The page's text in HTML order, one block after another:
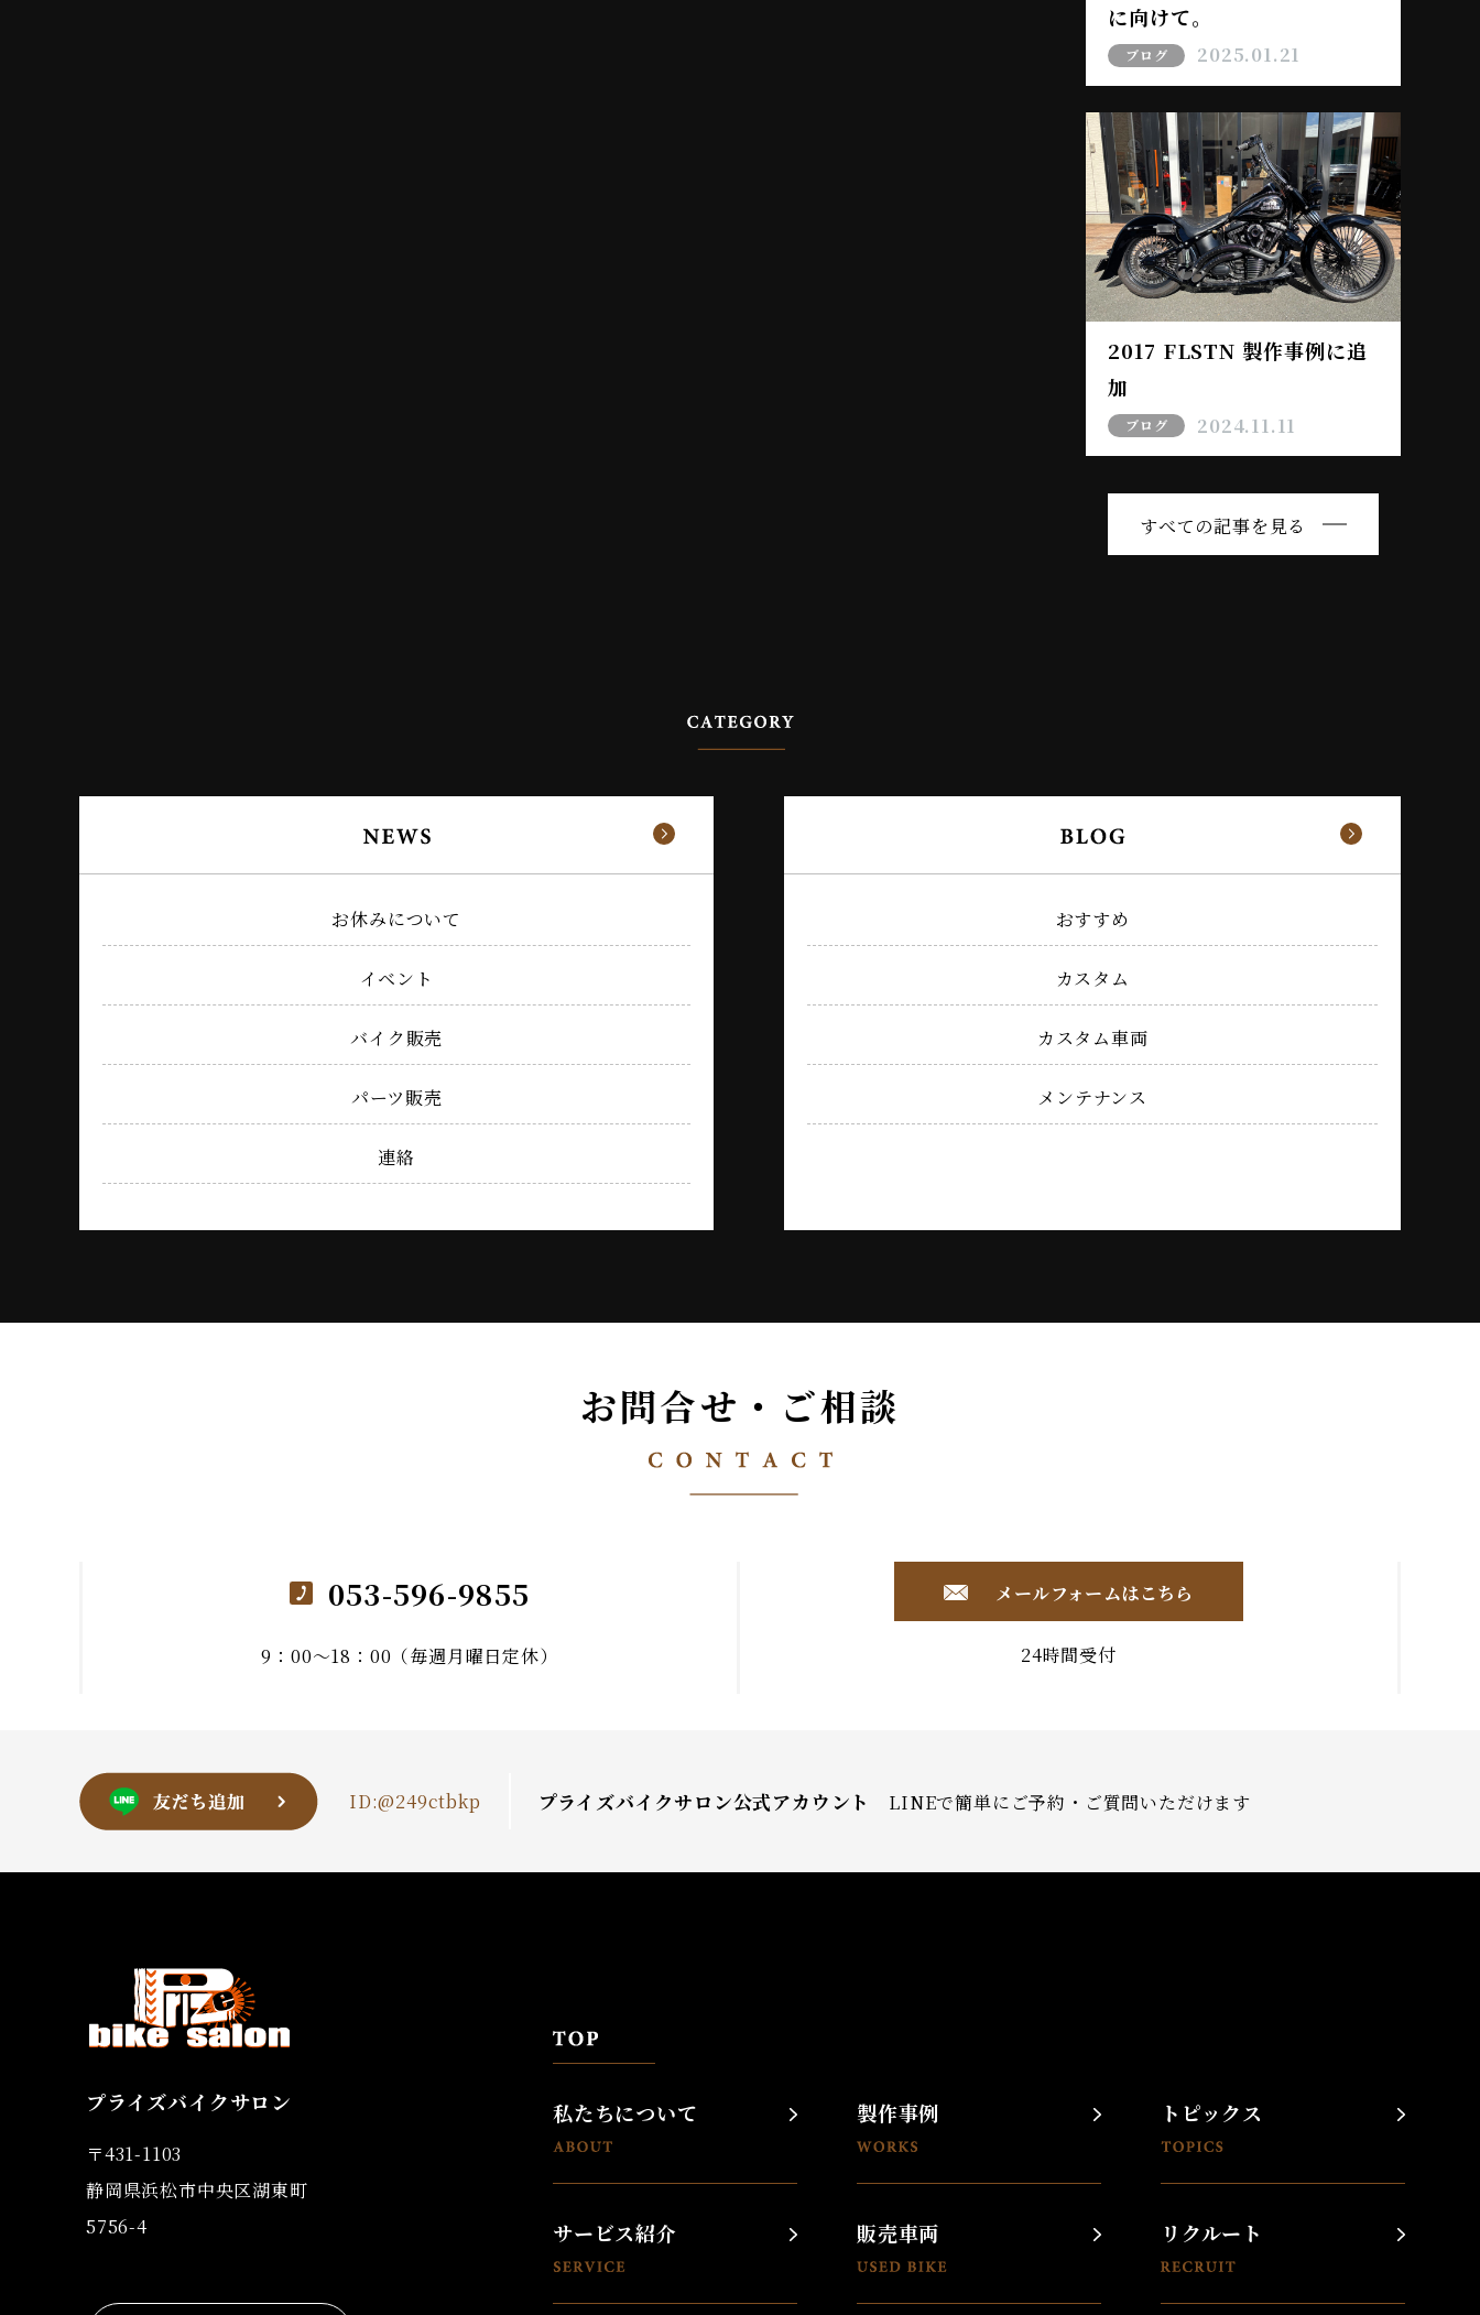
に向けて。
ブログ 2025.01.21
2017 FLSTN 製作事例に追
加
ブログ 2024.11.11
すべての記事を見る
お休みについて
イベント
バイク販売
パーツ販売
連絡
おすすめ
カスタム
カスタム車両
メンテナンス
お問合せ・ご相談
053-596-9855
9：00～18：00（毎週月曜日定休）
メールフォームはこちら
24時間受付
ID:@249ctbkp プライズバイクサロン公式アカウント LINEで簡単にご予約・ご質問いただけます
プライズバイクサロン
〒431-1103
静岡県浜松市中央区湖東町
5756-4
私たちについて
サービス紹介
製作事例
販売車両
トピックス
リクルート